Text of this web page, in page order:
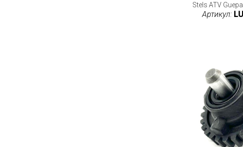
Stels ATV
Артикул: